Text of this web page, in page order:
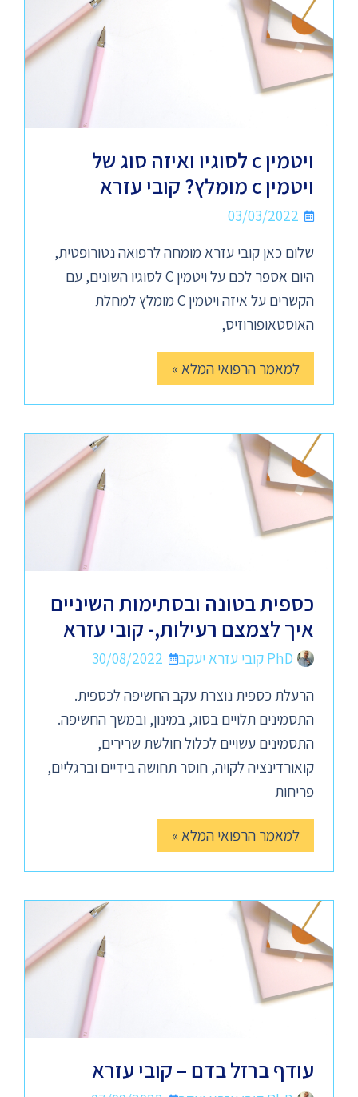
ויטמין c לסוגיו ואיזה סוג של
ויטמין c מומלץ? קובי עזרא
03/03/2022
שלום כאן קובי עזרא מומחה לרפואה נטורופטית,
היום אספר לכם על ויטמין C לסוגיו השונים, עם
הקשרים על איזה ויטמין C מומלץ למחלת
האוסטאופורוזיס,
למאמר הרפואי המלא »
כספית בטונה ובסתימות השיניים
איך לצמצם רעילות,- קובי עזרא
PhD קובי עזרא יעקב
30/08/2022
הרעלת כספית נוצרת עקב החשיפה לכספית.
התסמינים תלויים בסוג, במינון, ובמשך החשיפה.
התסמינים עשויים לכלול חולשת שרירים,
קואורדינציה לקויה, חוסר תחושה בידיים וברגליים,
פריחות
למאמר הרפואי המלא »
עודף ברזל בדם – קובי עזרא